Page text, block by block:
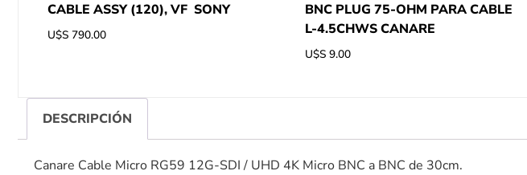
CABLE ASSY (120), VF SONY
U$S 790.00
BNC PLUG 75-OHM PARA CABLE
L-4.5CHWS CANARE
U$S 9.00
DESCRIPCIÓN
Canare Cable Micro RG59 12G-SDI / UHD 4K Micro BNC a BNC de 30cm.